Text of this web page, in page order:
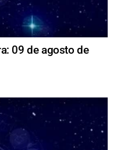
09 de agosto de